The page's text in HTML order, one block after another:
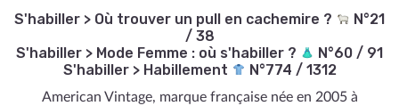
S'habiller > Où trouver un pull en cachemire ?
N°21
/ 38
S'habiller > Mode Femme : où s'habiller ?
N°60 / 91
S'habiller> Habillement N°774 / 1312
American Vintage, marque française née en 2005 à